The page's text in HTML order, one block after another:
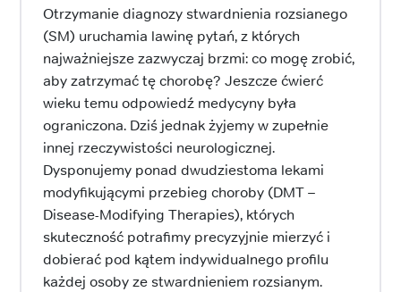
Otrzymanie diagnozy stwardnienia rozsianego
(SM) uruchamia lawinę pytań, z których
najważniejsze zazwyczaj brzmi: co mogę zrobić,
aby zatrzymać tę chorobę? Jeszcze ćwierć
wieku temu odpowiedź medycyny była
ograniczona. Dziś jednak żyjemy w zupełnie
innej rzeczywistości neurologicznej.
Dysponujemy ponad dwudziestoma lekami
modyfikującymi przebieg choroby (DMT –
Disease-Modifying Therapies), których
skuteczność potrafimy precyzyjnie mierzyć i
dobierać pod kątem indywidualnego profilu
każdej osoby ze stwardnieniem rozsianym.